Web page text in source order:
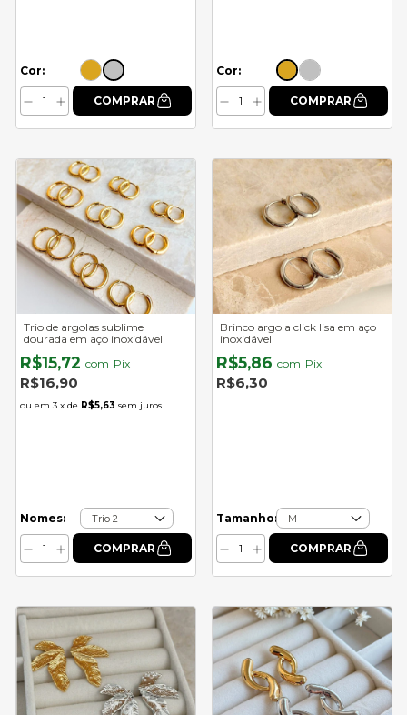
Cor: Cor:
Trio de argolas sublime
dourada em aço inoxidável
R$15,72 com Pix
R$16,90
3 x de R$5,63 sem juros
Nomes:
Brinco argola click lisa em aço
inoxidável
R$5,86 com Pix
R$6,30
Tamanho: